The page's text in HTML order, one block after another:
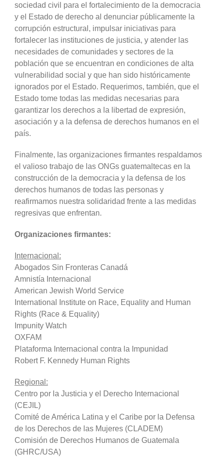
sociedad civil para el fortalecimiento de la democracia
y el Estado de derecho al denunciar públicamente la
corrupción estructural, impulsar iniciativas para
fortalecer las instituciones de justicia, y atender las
necesidades de comunidades y sectores de la
población que se encuentran en condiciones de alta
vulnerabilidad social y que han sido históricamente
ignorados por el Estado. Requerimos, también, que el
Estado tome todas las medidas necesarias para
garantizar los derechos a la libertad de expresión,
asociación y a la defensa de derechos humanos en el
país.
Finalmente, las organizaciones firmantes respaldamos
el valioso trabajo de las ONGs guatemaltecas en la
construcción de la democracia y la defensa de los
derechos humanos de todas las personas y
reafirmamos nuestra solidaridad frente a las medidas
regresivas que enfrentan.
Organizaciones firmantes:
Internacional:
Abogados Sin Fronteras Canadá
Amnistía Internacional
American Jewish World Service
International Institute on Race, Equality and Human
Rights (Race & Equality)
Impunity Watch
OXFAM
Plataforma Internacional contra la Impunidad
Robert F. Kennedy Human Rights
Regional:
Centro por la Justicia y el Derecho Internacional
(CEJIL)
Comité de América Latina y el Caribe por la Defensa
de los Derechos de las Mujeres (CLADEM)
Comisión de Derechos Humanos de Guatemala
(GHRC/USA)